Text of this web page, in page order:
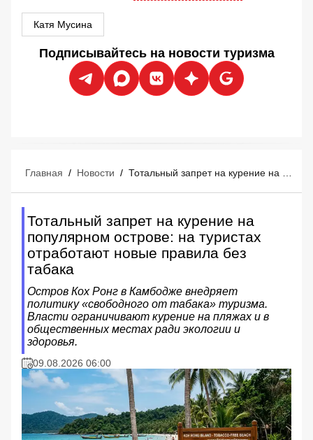
Катя Мусина
Подписывайтесь на новости туризма
Главная / Новости /
Тотальный запрет на курение на
популярном острове: на туристах
отработают новые правила без
табака
Остров Кох Ронг в Камбодже внедряет
политику «свободного от табака» туризма.
Власти ограничивают курение на пляжах и в
общественных местах ради экологии и
здоровья.
09.08.2026 06:00